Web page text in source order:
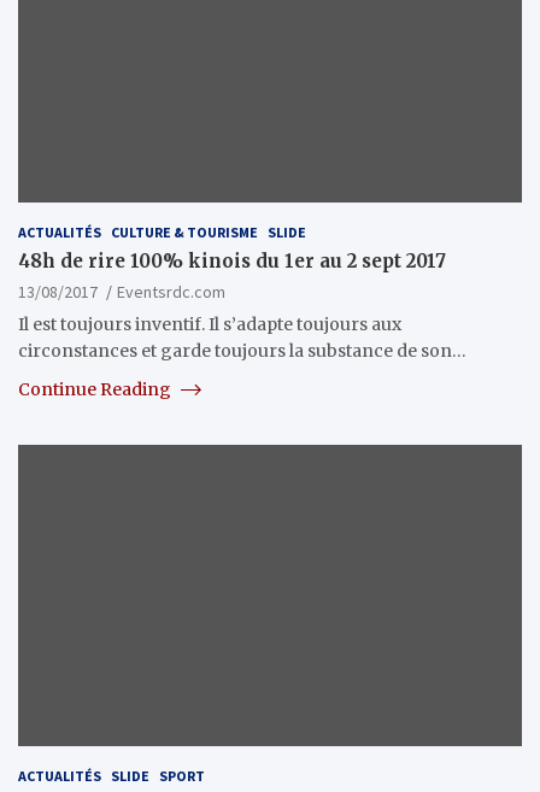
ACTUALITÉS CULTURE & TOURISME SLIDE
48h de rire 100% kinois du 1er au 2 sept 2017
13/08/2017
Eventsrdc.com
Il est toujours inventif. Il s’adapte toujours aux
circonstances et garde toujours la substance de son…
Continue Reading
ACTUALITÉS SLIDE SPORT